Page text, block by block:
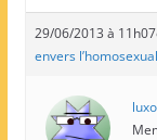
29/06/2013 à 11h07
envers